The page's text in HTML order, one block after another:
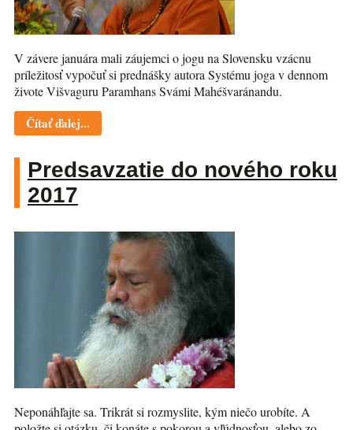
V závere januára mali záujemci o jogu na Slovensku vzácnu
príležitosť vypočuť si prednášky autora Systému joga v dennom
živote Višvaguru Paramhans Svámi Mahéšvaránandu.
Čítať ďalej...
Predsavzatie do nového roku
2017
Neponáhľajte sa. Trikrát si rozmyslite, kým niečo urobíte. A